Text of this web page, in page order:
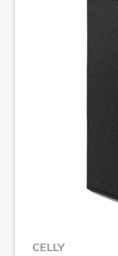
CELLY